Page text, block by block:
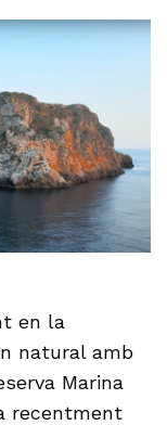
en la
natural amb
Marina
recentment